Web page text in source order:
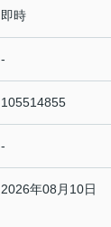
即時
-
105514855
-
2026年08月10日